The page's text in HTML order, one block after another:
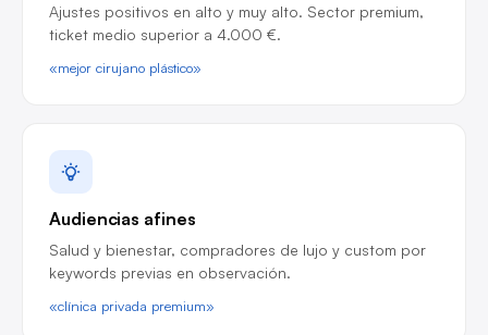
Ajustes positivos en alto y muy alto. Sector premium,
ticket medio superior a 4.000 €.
«mejor cirujano plástico»
Audiencias afines
Salud y bienestar, compradores de lujo y custom por
keywords previas en observación.
«clínica privada premium»